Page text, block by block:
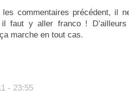
les commentaires précédent, il
faut y aller franco !
marche en tout cas.
- 23:55